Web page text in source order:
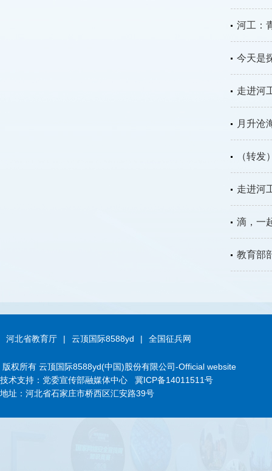
河工：
今天是
走进河
月升沧
（转
走进河
滴，一
教育部
河北省教育厅 | 云顶国际8588yd | 全国征兵网
版权所有 云顶国际8588yd(中国)股份有限公司-Official website
技术支持：党委宣传部融媒体中心 冀ICP备14011511号
地址：河北省石家庄市桥西区汇安路39号